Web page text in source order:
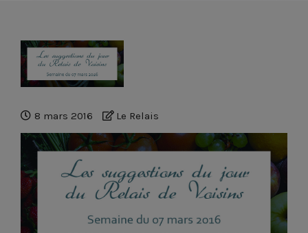
Réservation
Réservation
Tourisme À Proximité
8 mars 2016 Le Relais